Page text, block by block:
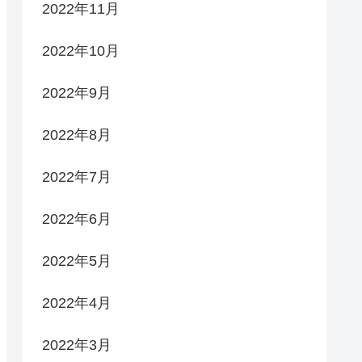
2022年11月
2022年10月
2022年9月
2022年8月
2022年7月
2022年6月
2022年5月
2022年4月
2022年3月